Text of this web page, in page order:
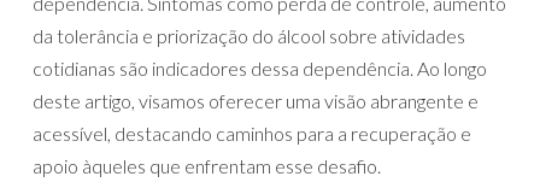
da tolerância e priorização do álcool sobre atividades
cotidianas são indicadores dessa dependência. Ao longo
deste artigo, visamos oferecer uma visão abrangente e
acessível, destacando caminhos para a recuperação e
apoio àqueles que enfrentam esse desafio.